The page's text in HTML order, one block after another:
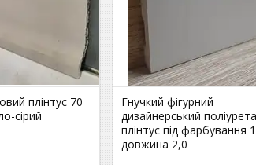
плінтус 70
сірий
Гнучкий фігурний
дизайнерський
плінтус під фарбування
довжина 2,0